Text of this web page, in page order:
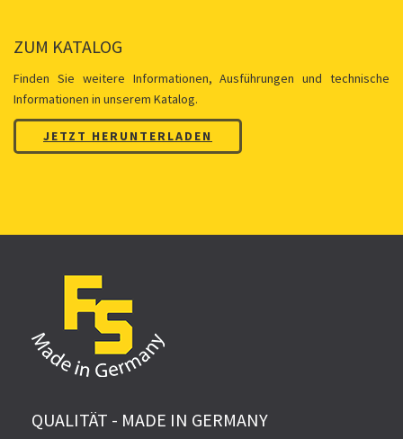
ZUM KATALOG
Finden Sie weitere Informationen, Ausführungen und technische
Informationen in unserem Katalog.
JETZT HERUNTERLADEN
QUALITÄT - MADE IN GERMANY